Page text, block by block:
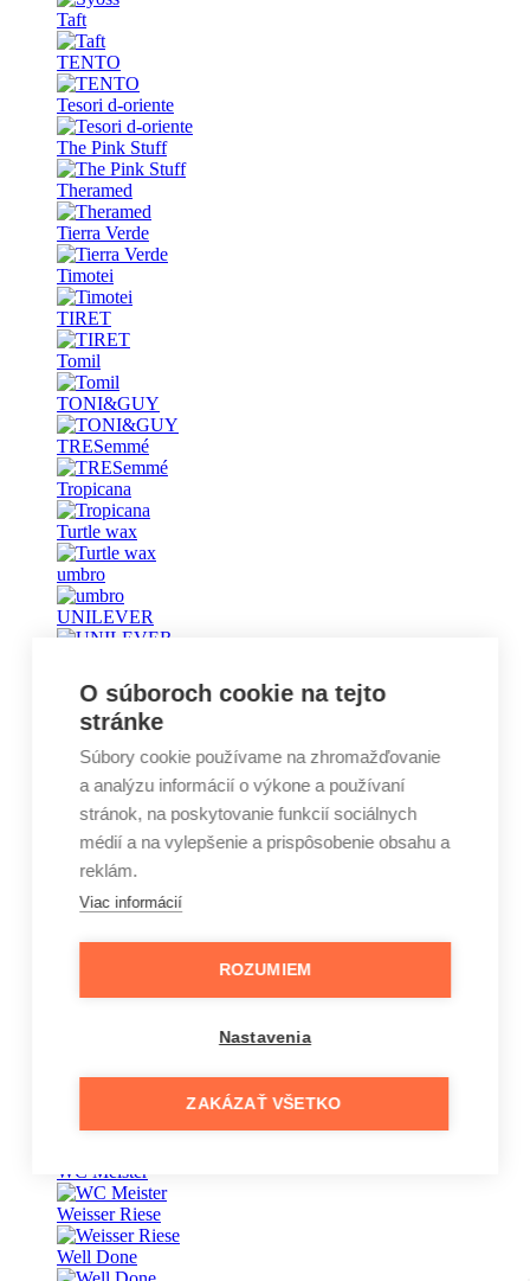
O súboroch cookie na tejto
stránke
Súbory cookie používame na zhromažďovanie
a analýzu informácií o výkone a používaní
stránok, na poskytovanie funkcií sociálnych
médií a na vylepšenie a prispôsobenie obsahu a
reklám.
Viac informácií
ROZUMIEM
Nastavenia
ZAKÁZAŤ VŠETKO
Taft
TENTO
Tesori d-oriente
The Pink Stuff
Theramed
Tierra Verde
Timotei
TIRET
Tomil
TONI&GUY
TRESemmé
Tropicana
Turtle wax
umbro
UNILEVER
Vademecum
Vape
Veet
Vernel
Wansou
wave
WC Meister
Weisser Riese
Well Done